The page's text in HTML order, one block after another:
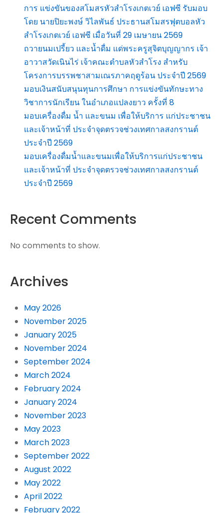
การ แข่งขันของสโมสรหัวสำโรงเกตเวย์ เอฟซี รับมอบ
โดย นายปิยะพงษ์ วิไลพันธ์ ประธานสโมสรฟุตบอลหัว
สำโรงเกตเวย์ เอฟซี เมื่อวันที่ 29 เมษายน 2569
ถวายนมเปรี้ยว และน้ำดื่ม แด่พระครูสุจิตบุญญากร เจ้า
อาวาสวัดเนินไร่ เจ้าคณะตำบลหัวสำโรง สำหรับ
โครงการบรรพชาสามเณรภาคฤดูร้อน ประจำปี 2569
มอบเงินสนับสนุนทุนการศึกษา การแข่งขันทักษะทาง
วิชาการนักเรียน ในอำเภอแปลงยาว ครั้งที่ 8
มอบเครื่องดื่ม น้ำ และขนม เพื่อให้บริการ แก่ประชาชน
และเจ้าหน้าที่ ประจำจุดตรวจช่วงเทศกาลสงกรานต์
ประจำปี 2569
มอบเครื่องดื่มน้ำและขนมเพื่อให้บริการแก่ประชาชน
และเจ้าหน้าที่ ประจำจุดตรวจช่วงเทศกาลสงกรานต์
ประจำปี 2569
Recent Comments
No comments to show.
Archives
May 2026
November 2025
January 2025
November 2024
September 2024
March 2024
February 2024
January 2024
November 2023
May 2023
March 2023
September 2022
August 2022
May 2022
April 2022
February 2022